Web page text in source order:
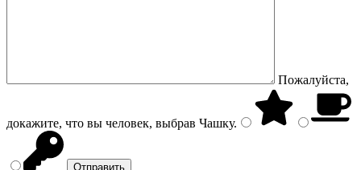
Пожалуйста,
докажите, что вы человек, выбрав Чашку.